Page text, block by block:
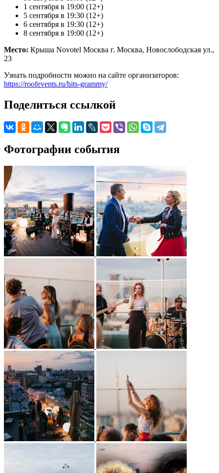
1 сентября в 19:00 (12+)
5 сентября в 19:30 (12+)
6 сентября в 19:30 (12+)
8 сентября в 19:00 (12+)
Место: Крыша Novotel Москва г. Москва, Новослободская ул.,
23
Узнать подробности можно на сайте организаторов:
https://roofevents.ru/hits-grammy/
Поделиться ссылкой
Фотографии события